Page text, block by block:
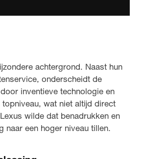
achtergrond. Naast hun
onderscheidt de
inventieve technologie en
wat niet altijd direct
wilde dat benadrukken en
naar een hoger niveau tillen.